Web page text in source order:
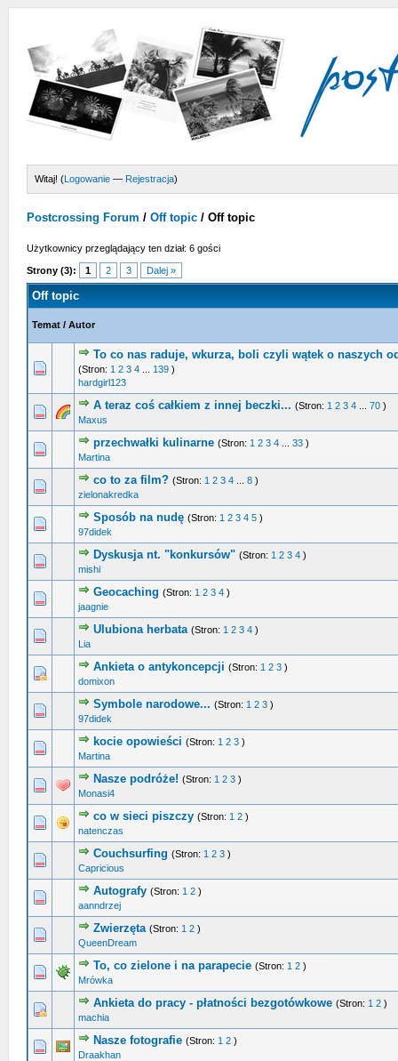
Witaj! (Logowanie — Rejestracja)
Postcrossing Forum / Off topic / Off topic
Użytkownicy przeglądający ten dział: 6 gości
Strony (3): 1 2 3 Dalej »
Off topic
Temat / Autor
To co nas raduje, wkurza, boli czyli wątek o naszych
(Stron: 1 2 3 4 139 )
hardgirl123
0 głosów - średnia ocena: 0 na 5 gwiazdek
1
A teraz coś całkiem z innej beczki... (Stron: 1 2 3 4 70 )
Maxus
0 głosów - średnia ocena: 0 na 5 gwiazdek
1234 5
przechwałki kulinarne (Stron: 1 2 3 4 33 )
Martina
0 głosów - średnia ocena: 0 na 5 gwiazdek
1234 5
co to za film? (Stron: 1 2 3 4 8 )
zielonakredka
0 głosów - średnia ocena: 0 na 5 gwiazdek
12345
Sposób na nudę (Stron: 1 2 3 4 5 )
97didek
0 głosów - średnia ocena: 0 na 5 gwiazdek
12 345
Dyskusja nt. "konkursów" (Stron: 1 2 3 4 )
mishi
0 głosów - średnia ocena: 0 na 5 gwiazdek
12345
Geocaching (Stron: 1 2 3 4 )
jaagnie
0 głosów - średnia ocena: 0 na 5 gwiazdek
123 4 5
Ulubiona herbata (Stron: 1 2 3 4 )
Lia
0 głosów - średnia ocena: 0 na 5 gwiazdek
12345
Ankieta o antykoncepcji (Stron: 1 2 3 )
domixon
0 głosów - średnia ocena: 0 na 5 gwiazdek
12345
Symbole narodowe... (Stron: 1 2 3 )
97didek
0 głosów - średnia ocena: 0 na 5 gwiazdek
12345
kocie opowieści (Stron: 1 2 3 )
Martina
0 głosów - średnia ocena: 0 na 5 gwiazdek
12 345
Nasze podróże! (Stron: 1 2 3 )
Monasi4
0 głosów - średnia ocena: 0 na 5 gwiazdek
1 2345
co w sieci piszczy (Stron: 1 2 )
natenczas
0 głosów - średnia ocena: 0 na 5 gwiazdek
123 45
Couchsurfing (Stron: 1 2 3 )
Capricious
0 głosów - średnia ocena: 0 na 5 gwiazdek
1234 5
Autografy (Stron: 1 2 )
aanndrzej
0 głosów - średnia ocena: 0 na 5 gwiazdek
1 2345
Zwierzęta (Stron: 1 2 )
QueenDream
0 głosów - średnia ocena: 0 na 5 gwiazdek
1 234
To, co zielone i na parapecie (Stron: 1 2 )
Mrówka
0 głosów - średnia ocena: 0 na 5 gwiazdek
1 2345
Ankieta do pracy - płatności bezgotówkowe (Stron: 1 2 )
machia
0 głosów - średnia ocena: 0 na 5 gwiazdek
12 3 45
Nasze fotografie (Stron: 1 2 )
Draakhan
0 głosów - średnia ocena: 0 na 5 gwiazdek
12 345